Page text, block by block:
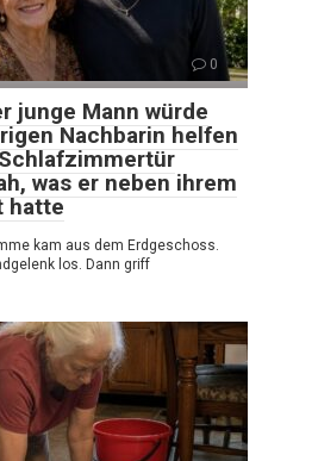
0
junge Mann würde
Nachbarin helfen
was er neben ihrem
hatte
kam aus dem Erdgeschoss.
los. Dann griff